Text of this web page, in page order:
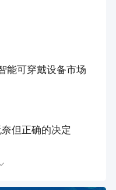
能可穿戴设备市场
但正确的决定